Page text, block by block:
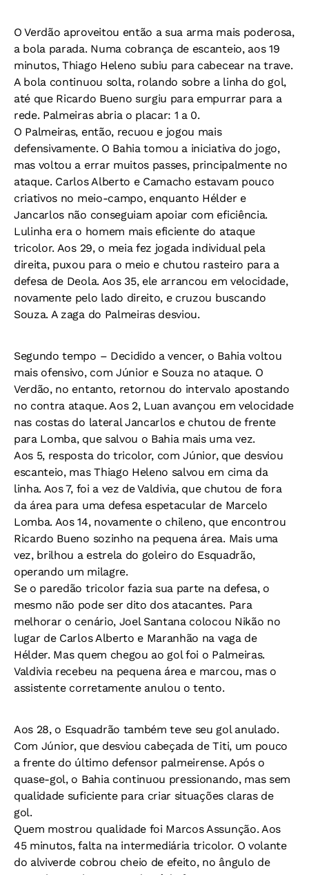
O Verdão aproveitou então a sua arma mais poderosa,
a bola parada. Numa cobrança de escanteio, aos 19
minutos, Thiago Heleno subiu para cabecear na trave.
A bola continuou solta, rolando sobre a linha do gol,
até que Ricardo Bueno surgiu para empurrar para a
rede. Palmeiras abria o placar: 1 a 0.
O Palmeiras, então, recuou e jogou mais
defensivamente. O Bahia tomou a iniciativa do jogo,
mas voltou a errar muitos passes, principalmente no
ataque. Carlos Alberto e Camacho estavam pouco
criativos no meio-campo, enquanto Hélder e
Jancarlos não conseguiam apoiar com eficiência.
Lulinha era o homem mais eficiente do ataque
tricolor. Aos 29, o meia fez jogada individual pela
direita, puxou para o meio e chutou rasteiro para a
defesa de Deola. Aos 35, ele arrancou em velocidade,
novamente pelo lado direito, e cruzou buscando
Souza. A zaga do Palmeiras desviou.
Segundo tempo – Decidido a vencer, o Bahia voltou
mais ofensivo, com Júnior e Souza no ataque. O
Verdão, no entanto, retornou do intervalo apostando
no contra ataque. Aos 2, Luan avançou em velocidade
nas costas do lateral Jancarlos e chutou de frente
para Lomba, que salvou o Bahia mais uma vez.
Aos 5, resposta do tricolor, com Júnior, que desviou
escanteio, mas Thiago Heleno salvou em cima da
linha. Aos 7, foi a vez de Valdivia, que chutou de fora
da área para uma defesa espetacular de Marcelo
Lomba. Aos 14, novamente o chileno, que encontrou
Ricardo Bueno sozinho na pequena área. Mais uma
vez, brilhou a estrela do goleiro do Esquadrão,
operando um milagre.
Se o paredão tricolor fazia sua parte na defesa, o
mesmo não pode ser dito dos atacantes. Para
melhorar o cenário, Joel Santana colocou Nikão no
lugar de Carlos Alberto e Maranhão na vaga de
Hélder. Mas quem chegou ao gol foi o Palmeiras.
Valdivia recebeu na pequena área e marcou, mas o
assistente corretamente anulou o tento.
Aos 28, o Esquadrão também teve seu gol anulado.
Com Júnior, que desviou cabeçada de Titi, um pouco
a frente do último defensor palmeirense. Após o
quase-gol, o Bahia continuou pressionando, mas sem
qualidade suficiente para criar situações claras de
gol.
Quem mostrou qualidade foi Marcos Assunção. Aos
45 minutos, falta na intermediária tricolor. O volante
do alviverde cobrou cheio de efeito, no ângulo de